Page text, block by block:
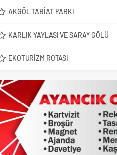
AKGÖL TABIAT PARKI
KARLIK YAYLASI VE SARAY GÖLÜ
EKOTURIZM ROTASI